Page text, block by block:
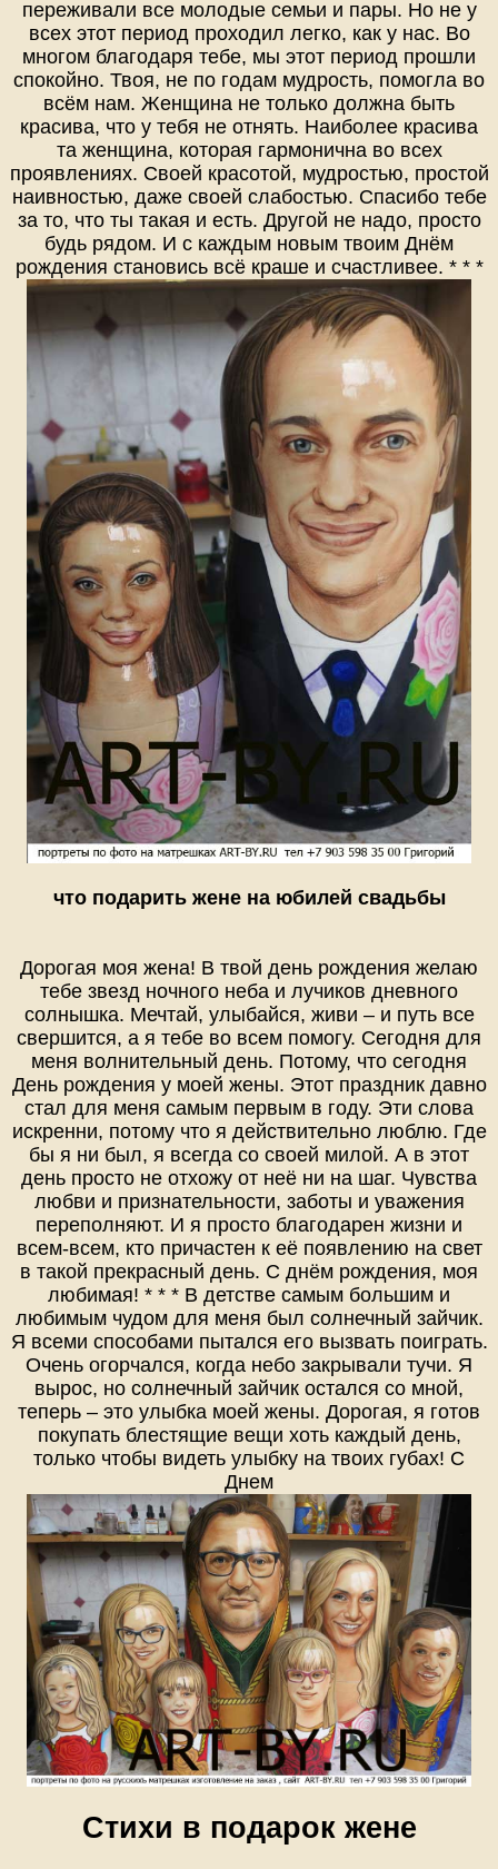
переживали все молодые семьи и пары. Но не у
всех этот период проходил легко, как у нас. Во
многом благодаря тебе, мы этот период прошли
спокойно. Твоя, не по годам мудрость, помогла во
всём нам. Женщина не только должна быть
красива, что у тебя не отнять. Наиболее красива
та женщина, которая гармонична во всех
проявлениях. Своей красотой, мудростью, простой
наивностью, даже своей слабостью. Спасибо тебе
за то, что ты такая и есть. Другой не надо, просто
будь рядом. И с каждым новым твоим Днём
рождения становись всё краше и счастливее. * * *
что подарить жене на юбилей свадьбы
Дорогая моя жена! В твой день рождения желаю
тебе звезд ночного неба и лучиков дневного
солнышка. Мечтай, улыбайся, живи – и путь все
свершится, а я тебе во всем помогу. Сегодня для
меня волнительный день. Потому, что сегодня
День рождения у моей жены. Этот праздник давно
стал для меня самым первым в году. Эти слова
искренни, потому что я действительно люблю. Где
бы я ни был, я всегда со своей милой. А в этот
день просто не отхожу от неё ни на шаг. Чувства
любви и признательности, заботы и уважения
переполняют. И я просто благодарен жизни и
всем-всем, кто причастен к её появлению на свет
в такой прекрасный день. С днём рождения, моя
любимая! * * * В детстве самым большим и
любимым чудом для меня был солнечный зайчик.
Я всеми способами пытался его вызвать поиграть.
Очень огорчался, когда небо закрывали тучи. Я
вырос, но солнечный зайчик остался со мной,
теперь – это улыбка моей жены. Дорогая, я готов
покупать блестящие вещи хоть каждый день,
только чтобы видеть улыбку на твоих губах! С
Днем
Стихи в подарок жене